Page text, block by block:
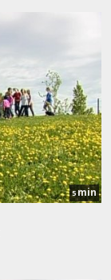
5min